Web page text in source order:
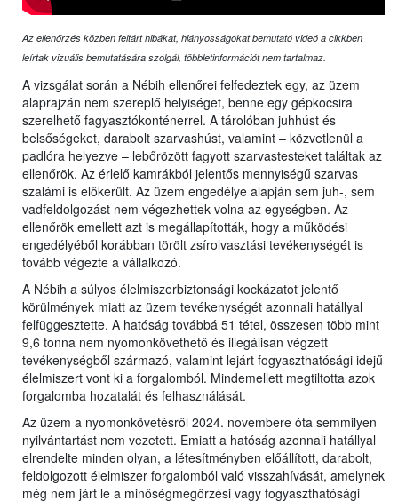
Az ellenőrzés közben feltárt hibákat, hiányosságokat bemutató videó a cikkben
leírtak vizuális bemutatására szolgál, többletinformációt nem tartalmaz.
A vizsgálat során a Nébih ellenőrei felfedeztek egy, az üzem
alaprajzán nem szereplő helyiséget, benne egy gépkocsira
szerelhető fagyasztókonténerrel. A tárolóban juhhúst és
belsőségeket, darabolt szarvashúst, valamint – közvetlenül a
padlóra helyezve – lebőrözött fagyott szarvastesteket találtak az
ellenőrök. Az érlelő kamrákból jelentős mennyiségű szarvas
szalámi is előkerült. Az üzem engedélye alapján sem juh-, sem
vadfeldolgozást nem végezhettek volna az egységben. Az
ellenőrök emellett azt is megállapították, hogy a működési
engedélyéből korábban törölt zsírolvasztási tevékenységét is
tovább végezte a vállalkozó.
A Nébih a súlyos élelmiszerbiztonsági kockázatot jelentő
körülmények miatt az üzem tevékenységét azonnali hatállyal
felfüggesztette. A hatóság továbbá 51 tétel, összesen több mint
9,6 tonna nem nyomonkövethető és illegálisan végzett
tevékenységből származó, valamint lejárt fogyaszthatósági idejű
élelmiszert vont ki a forgalomból. Mindemellett megtiltotta azok
forgalomba hozatalát és felhasználását.
Az üzem a nyomonkövetésről 2024. novembere óta semmilyen
nyilvántartást nem vezetett. Emiatt a hatóság azonnali hatállyal
elrendelte minden olyan, a létesítményben előállított, darabolt,
feldolgozott élelmiszer forgalomból való visszahívását, amelynek
még nem járt le a minőségmegőrzési vagy fogyaszthatósági